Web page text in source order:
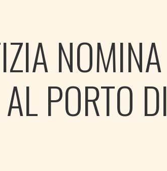
NOMINA
PORTO DI